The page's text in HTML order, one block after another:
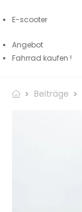
E-scooter
Angebot
Fahrrad kaufen !
Beiträge